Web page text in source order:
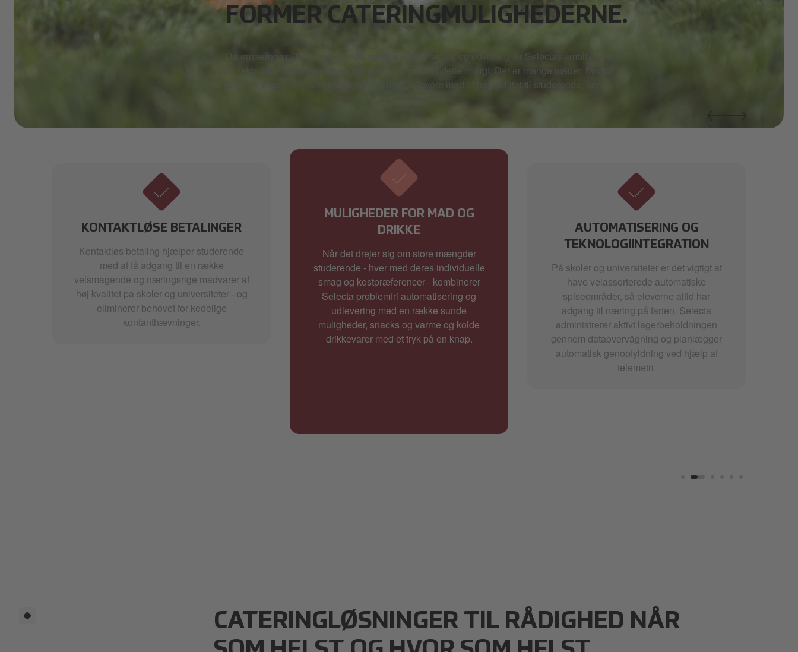
FORMER CATERINGMULIGHEDERNE.
Da ernæring spiller en afgørende rolle for unges læring og udvikling, er Selectas ambitiøse mål
og teknologiske innovationer designet til at gøre alt dette muligt. Der er mange måder, hvorpå
Selecta imødekommer udfordringerne med at levere mad af høj kvalitet til studerende, herunder:
KONTAKTLØSE BETALINGER
Kontaktløs betaling hjælper studerende
med at få adgang til en række
velsmagende og næringsrige madvarer af
høj kvalitet på skoler og universiteter - og
eliminerer behovet for kedelige
kontanthævninger.
MULIGHEDER FOR MAD OG
DRIKKE
Når det drejer sig om store mængder
studerende - hver med deres individuelle
smag og kostpræferencer - kombinerer
Selecta problemfri automatisering og
udlevering med en række sunde
muligheder, snacks og varme og kolde
drikkevarer med et tryk på en knap.
AUTOMATISERING OG
TEKNOLOGIINTEGRATION
På skoler og universiteter er det vigtigt at
have velassorterede automatiske
spiseområder, så eleverne altid har
adgang til næring på farten. Selecta
administrerer aktivt lagerbeholdningen
gennem dataovervågning og planlægger
automatisk genopfyldning ved hjælp af
telemetri.
CATERINGLØSNINGER TIL RÅDIGHED NÅR